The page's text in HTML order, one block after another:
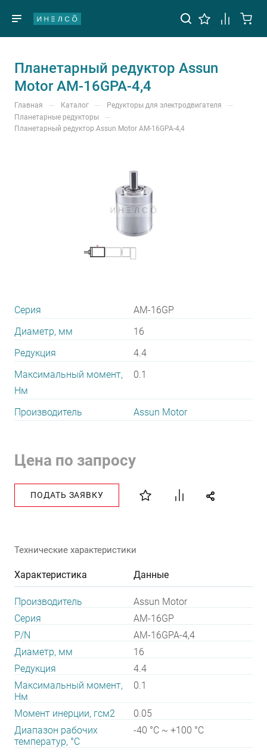
Планетарный редуктор Assun
Motor AM-16GPA-4,4
Главная — Каталог — Редукторы для электродвигателя —
Планетарные редукторы —
Планетарный редуктор Assun Motor AM-16GPA-4,4
Серия
AM-16GP
Диаметр, мм
16
Редукция
4.4
Максимальный момент,
Нм
0.1
Производитель Assun Motor
Цена по запросу
ПОДАТЬ ЗАЯВКУ
Технические характеристики
Характеристика Данные
Производитель
Assun Motor
Серия
AM-16GP
P/N
AM-16GPA-4,4
Диаметр, мм
16
Редукция
4.4
Максимальный момент,
Нм
0.1
Момент инерции, гсм2
0.05
Диапазон рабочих
температур, °С
-40 °C ~ +100 °C